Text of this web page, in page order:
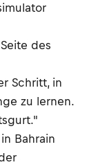
des
Schritt, in
zu lernen.
Bahrain